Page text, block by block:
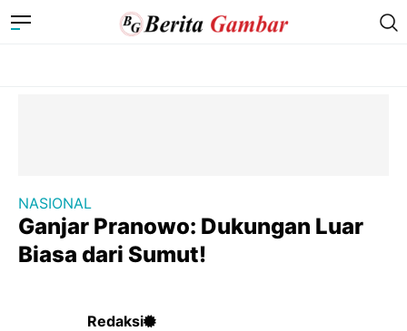
NASIONAL
Ganjar Pranowo: Dukungan Luar
Biasa dari Sumut!
Redaksi